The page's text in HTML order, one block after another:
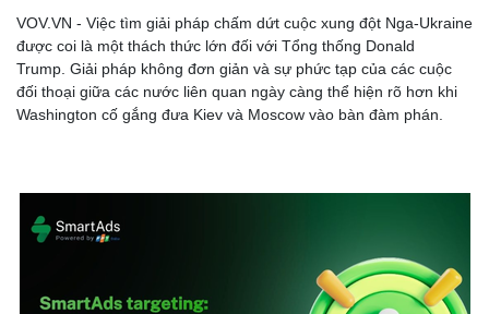
VOV.VN - Việc tìm giải pháp chấm dứt cuộc xung đột Nga-Ukraine
được coi là một thách thức lớn đối với Tổng thống Donald
Trump. Giải pháp không đơn giản và sự phức tạp của các cuộc
đối thoại giữa các nước liên quan ngày càng thể hiện rõ hơn khi
Washington cố gắng đưa Kiev và Moscow vào bàn đàm phán.